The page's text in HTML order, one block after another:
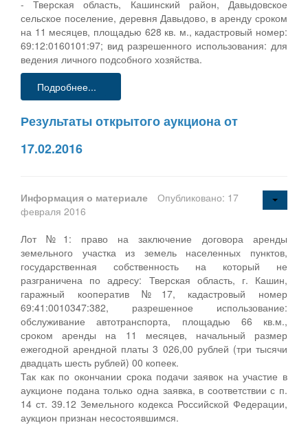
- Тверская область, Кашинский район, Давыдовское
сельское поселение, деревня Давыдово, в аренду сроком
на 11 месяцев, площадью 628 кв. м., кадастровый номер:
69:12:0160101:97; вид разрешенного использования: для
ведения личного подсобного хозяйства.
Подробнее...
Результаты открытого аукциона от
17.02.2016
Информация о материале
Опубликовано: 17
февраля 2016
Лот №1: право на заключение договора аренды
земельного участка из земель населенных пунктов,
государственная собственность на который не
разграничена по адресу: Тверская область, г. Кашин,
гаражный кооператив №17, кадастровый номер
69:41:0010347:382, разрешенное использование:
обслуживание автотранспорта, площадью 66 кв.м.,
сроком аренды на 11 месяцев, начальный размер
ежегодной арендной платы 3 026,00 рублей (три тысячи
двадцать шесть рублей) 00 копеек.
Так как по окончании срока подачи заявок на участие в
аукционе подана только одна заявка, в соответствии с п.
14 ст. 39.12 Земельного кодекса Российской Федерации,
аукцион признан несостоявшимся.